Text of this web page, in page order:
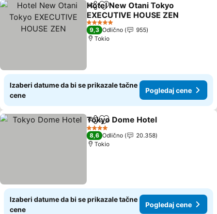
Deli Dodati u favorite
Hotel New Otani Tokyo
EXECUTIVE HOUSE ZEN
Pogledaj cene
5 Zvezdice
9,3 Odlično
955
Tokio
Izaberi datume da bi se prikazale tačne
cene
Pogledaj cene
Deli Dodati u favorite
Tokyo Dome Hotel
4 Zvezdice
8,6 Odlično
20.358
Tokio
Izaberi datume da bi se prikazale tačne
cene
Pogledaj cene